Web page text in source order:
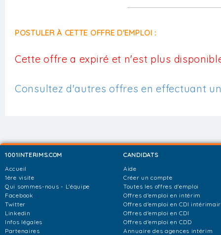
POSTULER À CETTE OFFRE D'EMPLOI :
Cette offre a expiré et n'est plus
Consultez d'autres offres en effectuant
1001INTERIMS.COM
Accueil
1ère visite
Qui sommes-nous - L'équipe
Facebook
Twitter
Linkedin
Infos légales
Partenaires
CANDIDATS
Aide
Créer un compte
Toutes les offres d'emploi
Offres d'emploi en intérim
Offres d'emploi en CDI
Offres d'emploi en CDI
Offres d'emploi en CDD
Annuaire des agences intérim